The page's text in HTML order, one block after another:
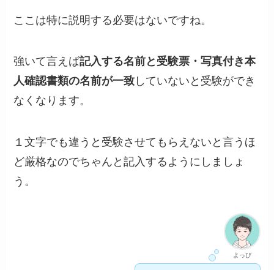
ここは特に説明する必要はないですね。
強いて言えば記入する名前と受験票・写真付き本
人確認書類の名前が一致 していないと受験ができ
なくなります。
１文字でも違うと受験させてもらえないと言うほ
ど厳格なのでちゃんと記入するようにしましょ
う。
よっぴ